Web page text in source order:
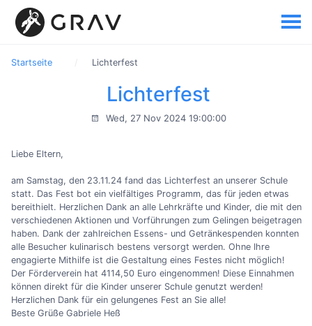
Startseite Lichterfest
Lichterfest
Wed, 27 Nov 2024 19:00:00
Liebe Eltern,
am Samstag, den 23.11.24 fand das Lichterfest an unserer Schule
statt. Das Fest bot ein vielfältiges Programm, das für jeden etwas
bereithielt. Herzlichen Dank an alle Lehrkräfte und Kinder, die mit den
verschiedenen Aktionen und Vorführungen zum Gelingen beigetragen
haben. Dank der zahlreichen Essens- und Getränkespenden konnten
alle Besucher kulinarisch bestens versorgt werden. Ohne Ihre
engagierte Mithilfe ist die Gestaltung eines Festes nicht möglich!
Der Förderverein hat 4114,50 Euro eingenommen! Diese Einnahmen
können direkt für die Kinder unserer Schule genutzt werden!
Herzlichen Dank für ein gelungenes Fest an Sie alle!
Beste Grüße Gabriele Heß